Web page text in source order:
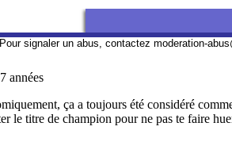
Pour signaler un abus, contactez moderation-